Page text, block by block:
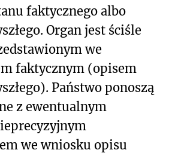
faktycznego albo
Organ jest ściśle
we
faktycznym (opisem
Państwo ponoszą
z ewentualnym
we wniosku opisu